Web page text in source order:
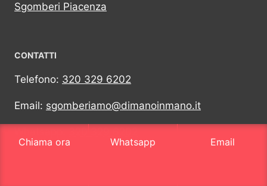
Sgomberi Piacenza
CONTATTI
Telefono: 320 329 6202
Email: sgomberiamo@dimanoinmano.it
Chiama ora
Whatsapp Email